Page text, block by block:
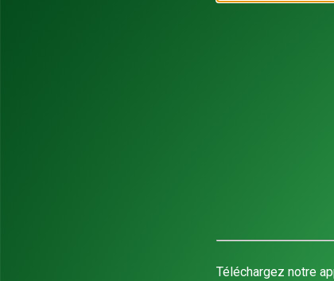
Téléchargez notre